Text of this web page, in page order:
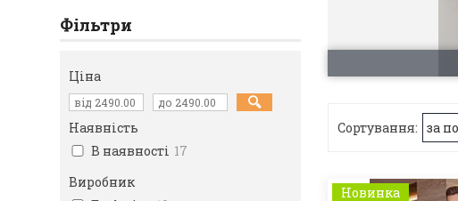
Новинка
Фільтри
Ціна
Наявність
В наявності 17
Виробник